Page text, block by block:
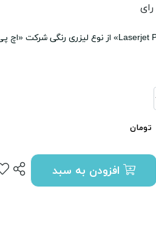
رای
تومان
افزودن به سبد